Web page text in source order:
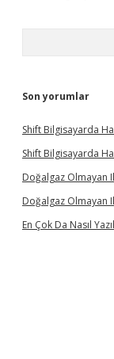
Son yorumlar
Shift Bilgisayarda
Shift Bilgisayarda
Doğalgaz Olmayan
Doğalgaz Olmayan
En Çok Da Nasıl